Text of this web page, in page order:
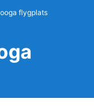
flygplats